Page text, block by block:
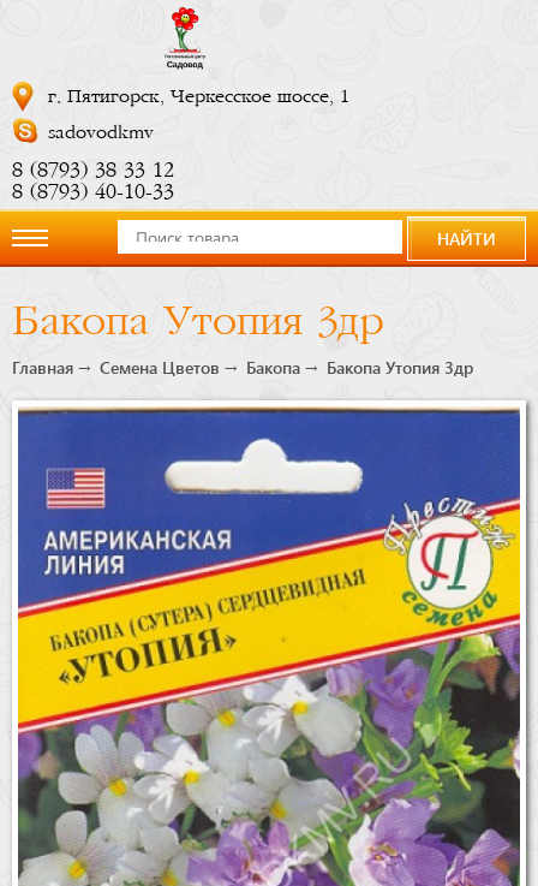
г. Пятигорск, Черкесское шоссе, 1
sadovodkmv
8 (8793) 38 33 12
8 (8793) 40-10-33
компании
Новости
Купить
сейчас
Бренды
Доставка
Оптовикам
НАЙТИ
Бакопа Утопия 3др
Главная Семена Цветов Бакопа Бакопа Утопия 3др